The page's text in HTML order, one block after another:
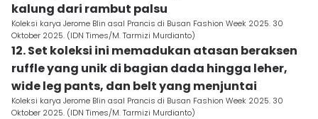
kalung dari rambut palsu
Koleksi karya Jerome Blin asal Prancis di Busan Fashion Week 2025. 30
Oktober 2025. (IDN Times/M. Tarmizi Murdianto)
12. Set koleksi ini memadukan atasan beraksen
ruffle yang unik di bagian dada hingga leher,
wide leg pants, dan belt yang menjuntai
Koleksi karya Jerome Blin asal Prancis di Busan Fashion Week 2025. 30
Oktober 2025. (IDN Times/M. Tarmizi Murdianto)